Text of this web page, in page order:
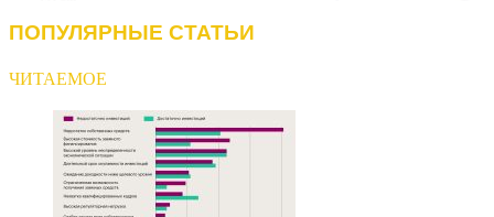
ПОПУЛЯРНЫЕ СТАТЬИ
ЧИТАЕМОЕ